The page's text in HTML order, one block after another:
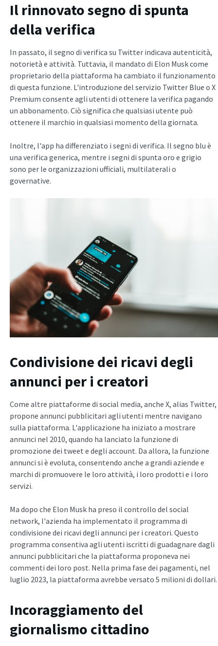
Il rinnovato segno di spunta
della verifica
In passato, il segno di verifica su Twitter indicava autenticità,
notorietà e attività. Tuttavia, il mandato di Elon Musk come
proprietario della piattaforma ha cambiato il funzionamento
di questa funzione. L'introduzione del servizio Twitter Blue o X
Premium consente agli utenti di ottenere la verifica pagando
un abbonamento. Ciò significa che qualsiasi utente può
ottenere il marchio in qualsiasi momento della giornata.
Inoltre, l'app ha differenziato i segni di verifica. Il segno blu è
una verifica generica, mentre i segni di spunta oro e grigio
sono per le organizzazioni ufficiali, multilaterali o
governative.
Condivisione dei ricavi degli
annunci per i creatori
Come altre piattaforme di social media, anche X, alias Twitter,
propone annunci pubblicitari agli utenti mentre navigano
sulla piattaforma. L'applicazione ha iniziato a mostrare
annunci nel 2010, quando ha lanciato la funzione di
promozione dei tweet e degli account. Da allora, la funzione
annunci si è evoluta, consentendo anche a grandi aziende e
marchi di promuovere le loro attività, i loro prodotti e i loro
servizi.
Ma dopo che Elon Musk ha preso il controllo del social
network, l'azienda ha implementato il programma di
condivisione dei ricavi degli annunci per i creatori. Questo
programma consentiva agli utenti iscritti di guadagnare dagli
annunci pubblicitari che la piattaforma proponeva nei
commenti dei loro post. Nella prima fase dei pagamenti, nel
luglio 2023, la piattaforma avrebbe versato 5 milioni di dollari.
Incoraggiamento del
giornalismo cittadino